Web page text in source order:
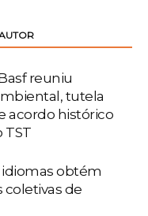
reuniu
tutela
acordo histórico
idiomas obtém
coletivas de